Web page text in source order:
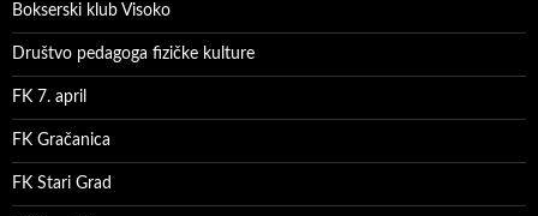
Bokserski klub Visoko
Društvo pedagoga fizičke kulture
FK 7. april
FK Gračanica
FK Stari Grad